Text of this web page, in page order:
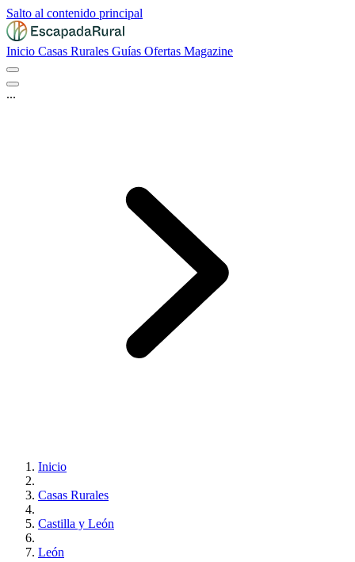
Salto al contenido principal
Inicio Casas Rurales Guías Ofertas Magazine
...
Inicio
Casas Rurales
Castilla y León
León